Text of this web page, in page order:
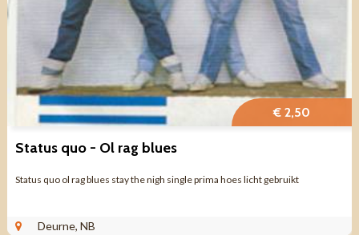
€ 2,50
Status quo - Ol rag blues
Status quo ol rag blues stay the nigh single prima hoes licht gebruikt
Deurne, NB